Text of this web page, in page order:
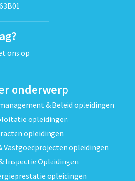
ons op
onderwerp
& Beleid opleidingen
opleidingen
opleidingen
opleidingen
Inspectie Opleidingen
opleidingen